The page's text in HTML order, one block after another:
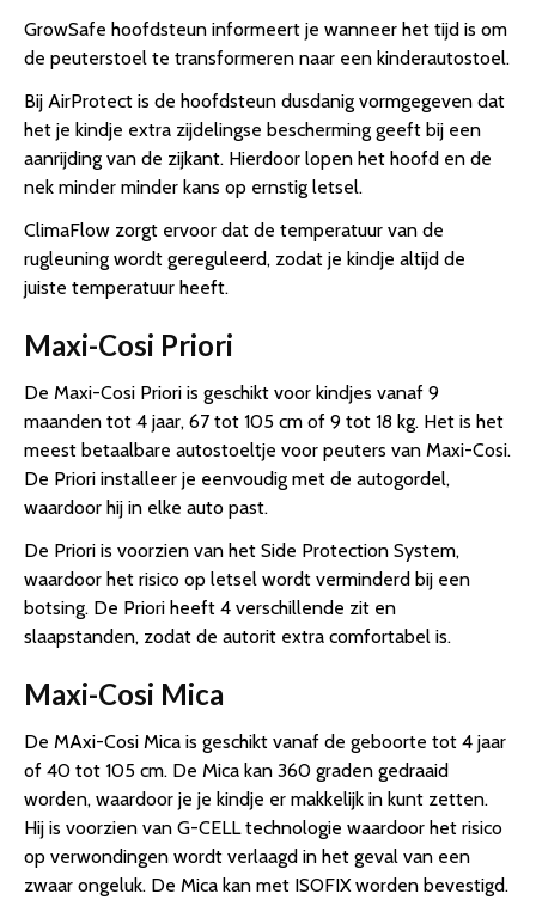
GrowSafe hoofdsteun informeert je wanneer het tijd is om
de peuterstoel te transformeren naar een kinderautostoel.
Bij AirProtect is de hoofdsteun dusdanig vormgegeven dat
het je kindje extra zijdelingse bescherming geeft bij een
aanrijding van de zijkant. Hierdoor lopen het hoofd en de
nek minder minder kans op ernstig letsel.
ClimaFlow zorgt ervoor dat de temperatuur van de
rugleuning wordt gereguleerd, zodat je kindje altijd de
juiste temperatuur heeft.
Maxi-Cosi Priori
De Maxi-Cosi Priori is geschikt voor kindjes vanaf 9
maanden tot 4 jaar, 67 tot 105 cm of 9 tot 18 kg. Het is het
meest betaalbare autostoeltje voor peuters van Maxi-Cosi.
De Priori installeer je eenvoudig met de autogordel,
waardoor hij in elke auto past.
De Priori is voorzien van het Side Protection System,
waardoor het risico op letsel wordt verminderd bij een
botsing. De Priori heeft 4 verschillende zit en
slaapstanden, zodat de autorit extra comfortabel is.
Maxi-Cosi Mica
De MAxi-Cosi Mica is geschikt vanaf de geboorte tot 4 jaar
of 40 tot 105 cm. De Mica kan 360 graden gedraaid
worden, waardoor je je kindje er makkelijk in kunt zetten.
Hij is voorzien van G-CELL technologie waardoor het risico
op verwondingen wordt verlaagd in het geval van een
zwaar ongeluk. De Mica kan met ISOFIX worden bevestigd.